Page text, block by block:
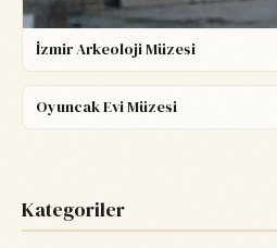
İzmir Arkeoloji Müzesi
Oyuncak Evi Müzesi
Kategoriler